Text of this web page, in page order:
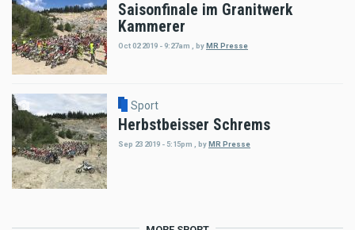
Saisonfinale im Granitwerk
Kammerer
Oct 02 2019 - 9:27am , by MR Presse
Sport
Herbstbeisser Schrems
Sep 23 2019 - 5:15pm , byMR Presse